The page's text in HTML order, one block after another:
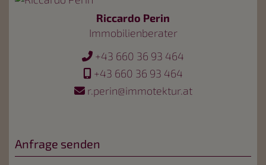
Riccardo Perin
Immobilienberater
+43 660 36 93 464
+43 660 36 93 464
r.perin@immotektur.at
Anfrage senden